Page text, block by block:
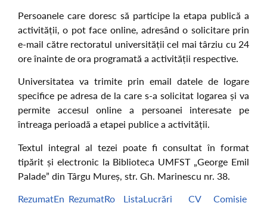
Persoanele care doresc să participe la etapa publică a
activității, o pot face online, adresând o solicitare prin
e-mail către rectoratul universității cel mai târziu cu 24
ore înainte de ora programată a activității respective.
Universitatea va trimite prin email datele de logare
specifice pe adresa de la care s-a solicitat logarea și va
permite accesul online a persoanei interesate pe
întreaga perioadă a etapei publice a activității.
Textul integral al tezei poate fi consultat în format
tipărit și electronic la Biblioteca UMFST „George Emil
Palade” din Târgu Mureș, str. Gh. Marinescu nr. 38.
RezumatEn RezumatRo ListaLucrări CV
Comisie